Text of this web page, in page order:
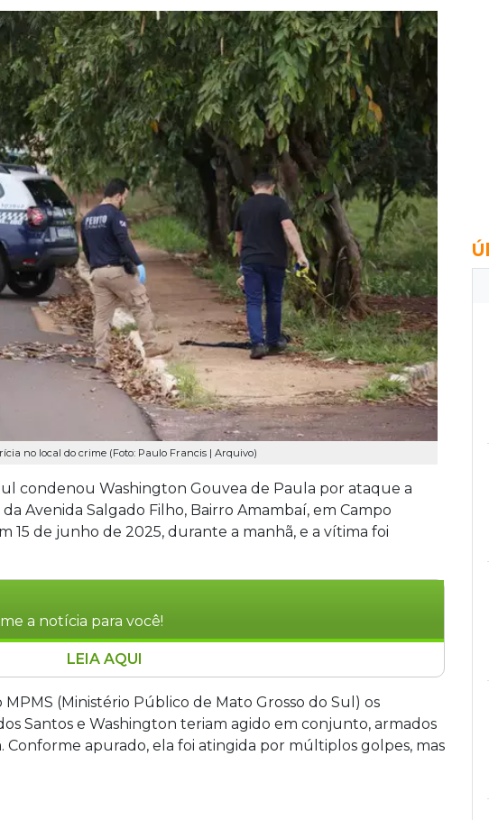
no local do crime (Foto: Paulo Francis | Arquivo)
condenou Washington Gouvea de Paula por ataque a
Avenida Salgado Filho, Bairro Amambaí, em Campo
15 de junho de 2025, durante a manhã, e a vítima foi
a notícia para você!
foi condenado a 6 anos, 3 meses e 25 dias de prisão em
de homicídio em Campo Grande (MS). O crime ocorreu
a vítima foi atacada com nove facadas no pontilhão
motivação foi vingança por uma briga anterior. A corré
recorreu da pronúncia e aguarda julgamento em
LEIA AQUI
(Ministério Público de Mato Grosso do Sul) os
Santos e Washington teriam agido em conjunto, armados
Conforme apurado, ela foi atingida por múltiplos golpes, mas